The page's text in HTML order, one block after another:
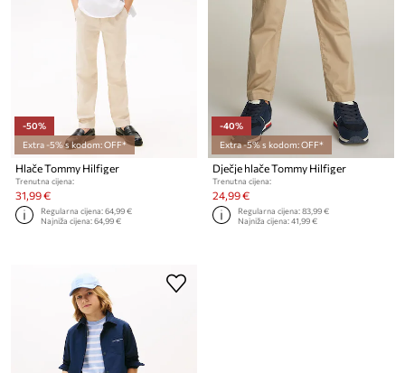
-50%
Extra -5% s kodom: OFF*
Hlače Tommy Hilfiger
Trenutna cijena:
31,99 €
Regularna cijena:64,99 €
Najniža cijena:64,99 €
-40%
Extra -5% s kodom: OFF*
Dječje hlače Tommy Hilfiger
Trenutna cijena:
24,99 €
Regularna cijena:83,99 €
Najniža cijena:41,99 €